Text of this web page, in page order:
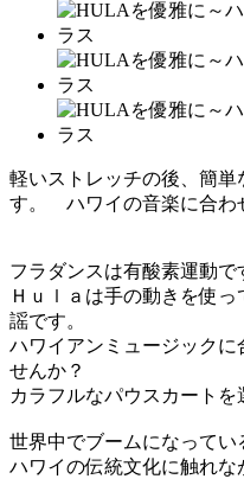
軽いストレッチの後、簡単
す。 ハワイの音楽に合わ
フラダンスは有酸素運動で
Ｈｕｌａは手の動きを使
謡です。
ハワイアンミュージックに
せんか？
カラフルなパウスカートを
世界中でブームになってい
ハワイの伝統文化に触れ